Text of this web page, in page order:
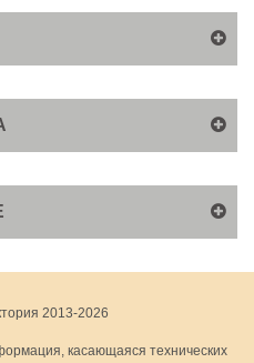
2013-2026
касающаяся технических